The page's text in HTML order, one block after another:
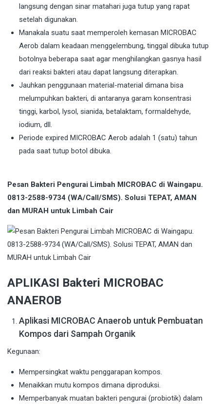
langsung dengan sinar matahari juga tutup yang rapat
setelah digunakan.
Manakala suatu saat memperoleh kemasan MICROBAC
Aerob dalam keadaan menggelembung, tinggal dibuka tutup
botolnya beberapa saat agar menghilangkan gasnya hasil
dari reaksi bakteri atau dapat langsung diterapkan.
Jauhkan penggunaan material-material dimana bisa
melumpuhkan bakteri, di antaranya garam konsentrasi
tinggi, karbol, lysol, sianida, betalaktam, formaldehyde,
iodium, dll.
Periode expired MICROBAC Aerob adalah 1 (satu) tahun
pada saat tutup botol dibuka.
Pesan Bakteri Pengurai Limbah MICROBAC di Waingapu.
0813-2588-9734 (WA/Call/SMS). Solusi TEPAT, AMAN
dan MURAH untuk Limbah Cair
APLIKASI Bakteri MICROBAC
ANAEROB
Aplikasi MICROBAC Anaerob untuk Pembuatan
Kompos dari Sampah Organik
Kegunaan:
Mempersingkat waktu penggarapan kompos.
Menaikkan mutu kompos dimana diproduksi.
Memperbanyak muatan bakteri pengurai (probiotik) dalam